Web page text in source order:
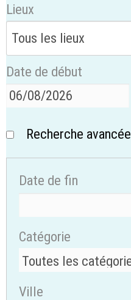
Lieux
Date de début
Recherche avancée
Date de fin
Catégorie
Ville